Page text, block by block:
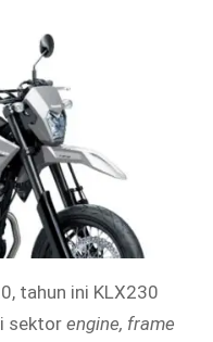
tahun ini KLX230
sektorengine, frame